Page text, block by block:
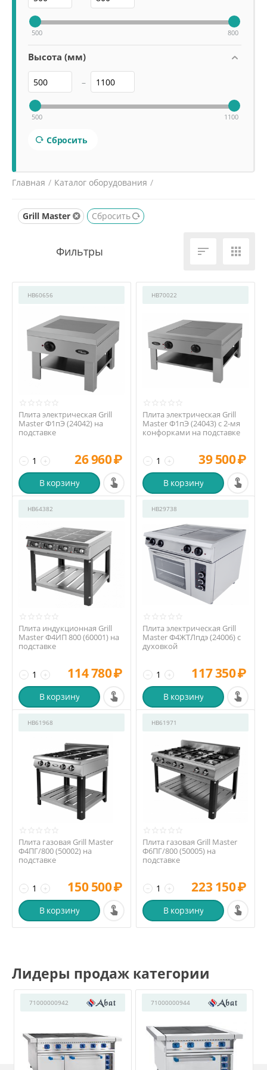
500 800
Высота (мм)
–
500 1100
Сбросить
Главная / Каталог оборудования /
Grill Master
Сбросить
 
HB60656
Плита электрическая Grill
Master Ф1пЭ (24042) на
подставке
+
− 26 960₽
В корзину
HB70022
Плита электрическая Grill
Master Ф1пЭ (24043) с 2-мя
конфорками на подставке
+
− 39 500₽
В корзину
HB64382
Плита индукционная Grill
Master Ф4ИП 800 (60001) на
подставке
+
− 114 780₽
В корзину
HB29738
Плита электрическая Grill
Master Ф4ЖТЛпдэ (24006) с
духовкой
+
− 117 350₽
В корзину
HB61968
Плита газовая Grill Master
Ф4ПГ/800 (50002) на
подставке
+
− 150 500₽
В корзину
HB61971
Плита газовая Grill Master
Ф6ПГ/800 (50005) на
подставке
+
− 223 150₽
В корзину
Лидеры продаж категории
71000000942 71000000944